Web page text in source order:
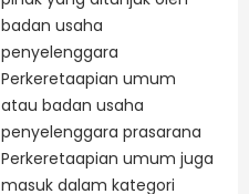
badan usaha
penyelenggara
Perkeretaapian umum
atau badan usaha
penyelenggara prasarana
Perkeretaapian umum juga
masuk dalam kategori